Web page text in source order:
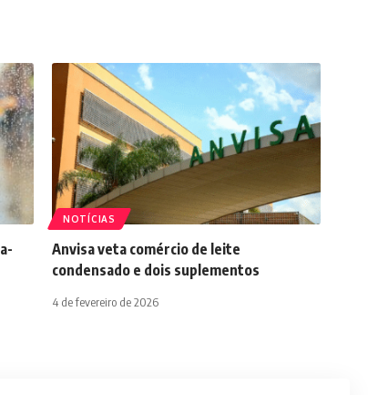
NOTÍCIAS
Anvisa veta comércio de leite
condensado e dois suplementos
4 de fevereiro de 2026